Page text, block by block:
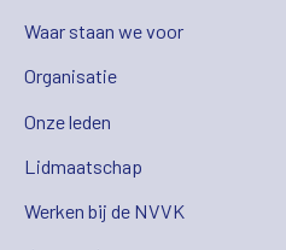
Waar staan we voor
Organisatie
Onze leden
Lidmaatschap
Werken bij de NVVK